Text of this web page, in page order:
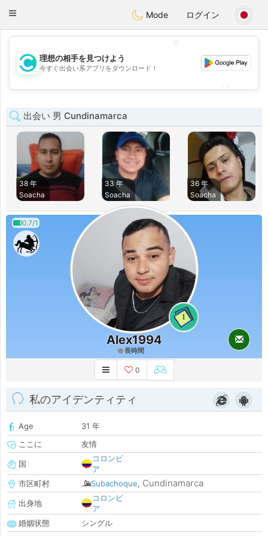
olombiaCitas
Toggle
Mode ログイン
💖
💕
理想の相手を見つけよう
今すぐ出会い系アプリをダウンロード！
出会い 男 Cundinamarca
38 年
Soacha
33 年
Soacha
36 年
Soacha
0.7/1
1
Alex1994
長時間
0
私のアイデンティティ
Age
31 年
ここに
友情
国
コロンビ
ア
市区町村
Subachoque, Cundinamarca
出身地
コロンビ
ア
婚姻状態
シングル